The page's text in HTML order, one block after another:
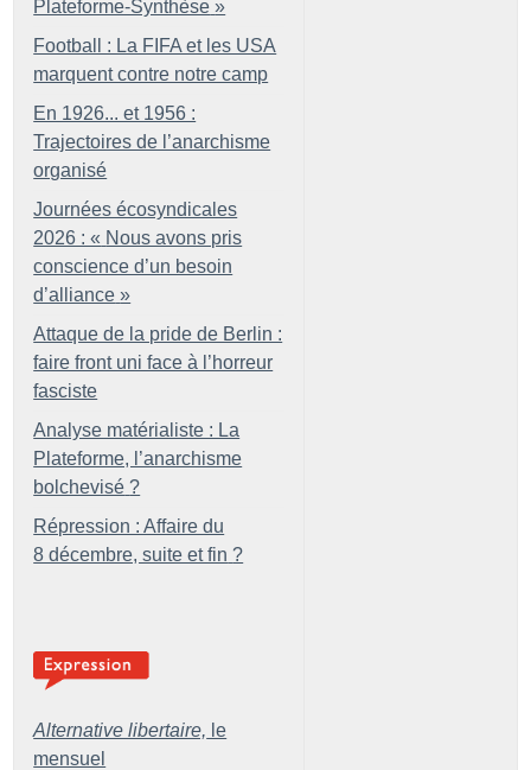
Plateforme-Synthèse »
Football : La FIFA et les USA
marquent contre notre camp
En 1926... et 1956 :
Trajectoires de l’anarchisme
organisé
Journées écosyndicales
2026 : « Nous avons pris
conscience d’un besoin
d’alliance »
Attaque de la pride de Berlin :
faire front uni face à l’horreur
fasciste
Analyse matérialiste : La
Plateforme, l’anarchisme
bolchevisé ?
Répression : Affaire du
8 décembre, suite et fin ?
Alternative libertaire, le
mensuel